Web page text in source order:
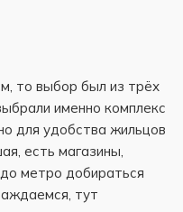
то выбор был из трёх
именно комплекс
для удобства жильцов
есть магазины,
метро добираться
тут